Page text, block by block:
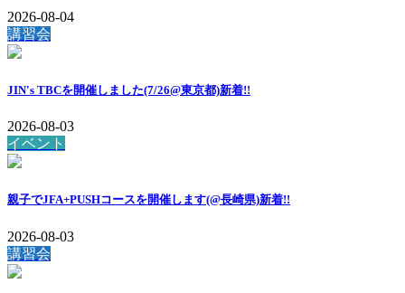
2026-08-04
講習会
JIN's TBCを開催しました(7/26@東京都)新着!!
2026-08-03
イベント
親子でJFA+PUSHコースを開催します(@長崎県)新着!!
2026-08-03
講習会